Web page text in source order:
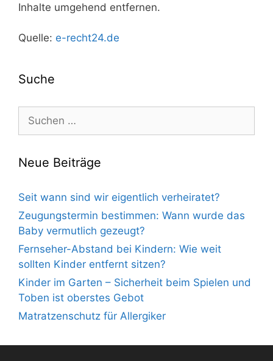
Inhalte umgehend entfernen.
Quelle: e-recht24.de
Suche
Suche
nach:
Neue Beiträge
Seit wann sind wir eigentlich verheiratet?
Zeugungstermin bestimmen: Wann wurde das
Baby vermutlich gezeugt?
Fernseher-Abstand bei Kindern: Wie weit
sollten Kinder entfernt sitzen?
Kinder im Garten – Sicherheit beim Spielen und
Toben ist oberstes Gebot
Matratzenschutz für Allergiker